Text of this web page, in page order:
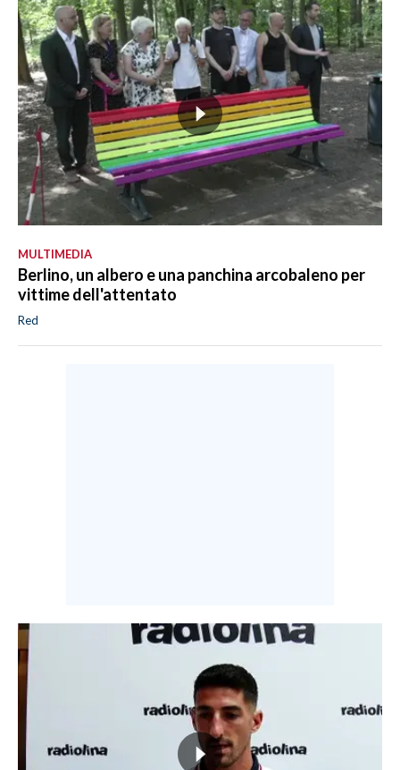
MULTIMEDIA
Berlino, un albero e una panchina arcobaleno per
vittime dell'attentato
Red